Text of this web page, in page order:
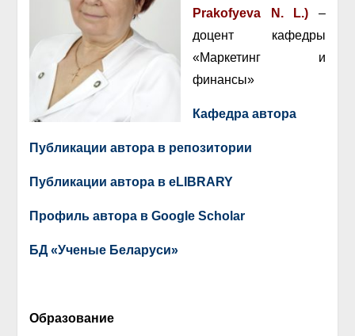
Prakofyeva N. L.) –
доцент кафедры
«Маркетинг и
финансы»
Кафедра автора
Публикации автора в репозитории
Публикации автора в eLIBRARY
Профиль автора в Google Scholar
БД «Ученые Беларуси»
Образование